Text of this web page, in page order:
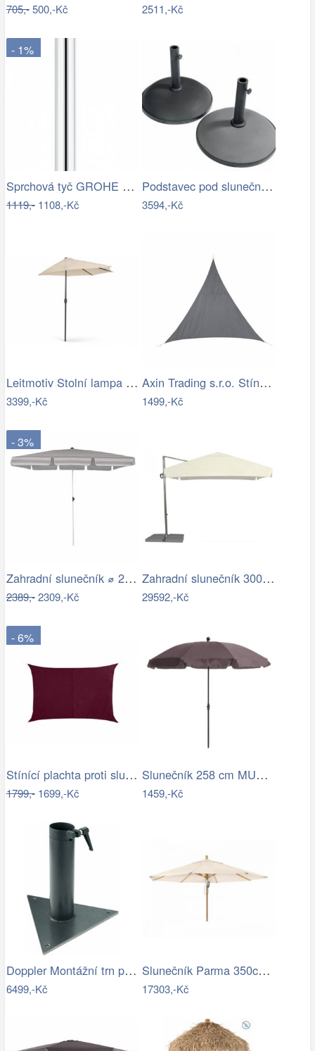
705,-500,-Kč 2511,-Kč
- 1%
Sprchová tyč GROHE Euphoria Neutral…
1119,-1108,-Kč
Podstavec pod slunečník BRAGGE 50 kg -…
3594,-Kč
Leitmotiv Stolní lampa ve tvaru hřibu…
3399,-Kč
Axin Trading s.r.o. Stínící plachta…
1499,-Kč
- 3%
Zahradní slunečník ⌀ 2,85 m světle…
2389,-2309,-Kč
Zahradní slunečník 300 x 300 cm
29592,-Kč
- 6%
Stínící plachta proti slunci 3x4m bordó
1799,-1699,-Kč
Slunečník 258 cm MURASA Bílá
1459,-Kč
Doppler Montážní trn pro slunečník…
6499,-Kč
Slunečník Parma 350cm -GD
17303,-Kč